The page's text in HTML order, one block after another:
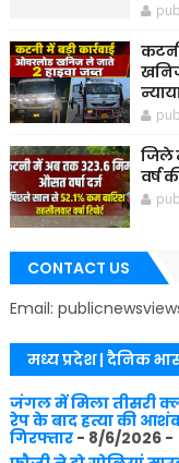
जिले
वर्ष
CONTACT US
Email:
मध्य प्रदेश | दैनिक
जंगल में मिला तीसरी
रेप के बाद हत्या की
गिरफ्तार- 8/6/2026-